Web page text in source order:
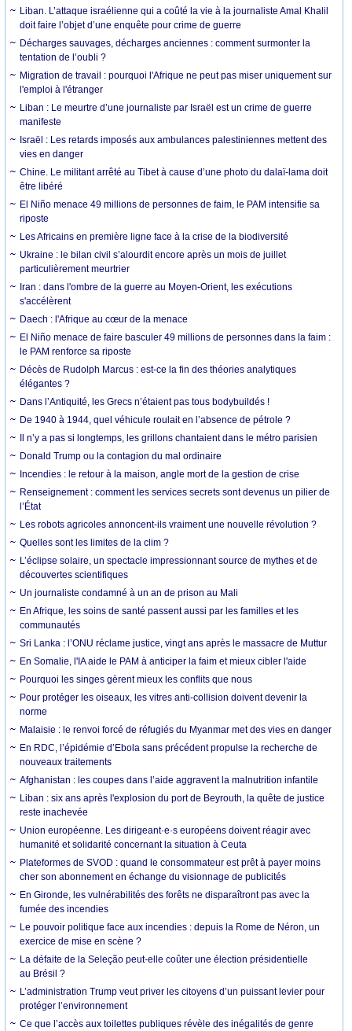
Liban. L’attaque israélienne qui a coûté la vie à la journaliste Amal Khalil
doit faire l’objet d’une enquête pour crime de guerre
Décharges sauvages, décharges anciennes : comment surmonter la
tentation de l’oubli ?
Migration de travail : pourquoi l'Afrique ne peut pas miser uniquement sur
l'emploi à l'étranger
Liban : Le meurtre d’une journaliste par Israël est un crime de guerre
manifeste
Israël : Les retards imposés aux ambulances palestiniennes mettent des
vies en danger
Chine. Le militant arrêté au Tibet à cause d’une photo du dalaï-lama doit
être libéré
El Niño menace 49 millions de personnes de faim, le PAM intensifie sa
riposte
Les Africains en première ligne face à la crise de la biodiversité
Ukraine : le bilan civil s’alourdit encore après un mois de juillet
particulièrement meurtrier
Iran : dans l'ombre de la guerre au Moyen-Orient, les exécutions
s'accélèrent
Daech : l'Afrique au cœur de la menace
El Niño menace de faire basculer 49 millions de personnes dans la faim :
le PAM renforce sa riposte
Décès de Rudolph Marcus : est-ce la fin des théories analytiques
élégantes ?
Dans l’Antiquité, les Grecs n’étaient pas tous bodybuildés !
De 1940 à 1944, quel véhicule roulait en l’absence de pétrole ?
Il n’y a pas si longtemps, les grillons chantaient dans le métro parisien
Donald Trump ou la contagion du mal ordinaire
Incendies : le retour à la maison, angle mort de la gestion de crise
Renseignement : comment les services secrets sont devenus un pilier de
l’État
Les robots agricoles annoncent-ils vraiment une nouvelle révolution ?
Quelles sont les limites de la clim ?
L’éclipse solaire, un spectacle impressionnant source de mythes et de
découvertes scientifiques
Un journaliste condamné à un an de prison au Mali
En Afrique, les soins de santé passent aussi par les familles et les
communautés
Sri Lanka : l’ONU réclame justice, vingt ans après le massacre de Muttur
En Somalie, l'IA aide le PAM à anticiper la faim et mieux cibler l'aide
Pourquoi les singes gèrent mieux les conflits que nous
Pour protéger les oiseaux, les vitres anti-collision doivent devenir la
norme
Malaisie : le renvoi forcé de réfugiés du Myanmar met des vies en danger
En RDC, l’épidémie d’Ebola sans précédent propulse la recherche de
nouveaux traitements
Afghanistan : les coupes dans l’aide aggravent la malnutrition infantile
Liban : six ans après l'explosion du port de Beyrouth, la quête de justice
reste inachevée
Union européenne. Les dirigeant·e·s européens doivent réagir avec
humanité et solidarité concernant la situation à Ceuta
Plateformes de SVOD : quand le consommateur est prêt à payer moins
cher son abonnement en échange du visionnage de publicités
En Gironde, les vulnérabilités des forêts ne disparaîtront pas avec la
fumée des incendies
Le pouvoir politique face aux incendies : depuis la Rome de Néron, un
exercice de mise en scène ?
La défaite de la Seleção peut-elle coûter une élection présidentielle
au Brésil ?
L’administration Trump veut priver les citoyens d’un puissant levier pour
protéger l’environnement
Ce que l’accès aux toilettes publiques révèle des inégalités de genre